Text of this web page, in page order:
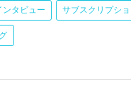
ンタビュー サブスクリプシ